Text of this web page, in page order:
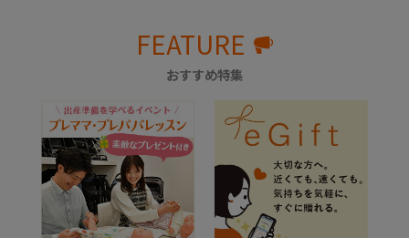
FEATURE
おすすめ特集